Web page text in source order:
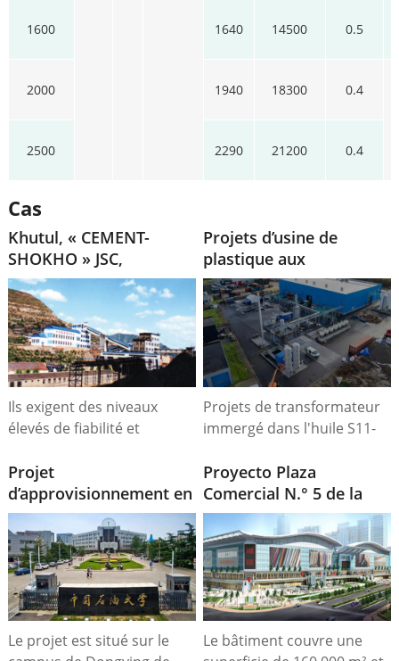
1600 1640 14500 0.5
2000 1940 18300 0.4
2500 2290 21200 0.4
Cas
Khutul, « CEMENT-
SHOKHO » JSC,
Mongolie, 2015
Ils exigent des niveaux
élevés de fiabilité et
flexibilité nécessaire pour
fournir aux
consommateurs une
alimentation électrique de
haute qualité, souvent dans
les conditions
environnementales et
techniques les plus
exigeantes.
Projets d’usine de
plastique aux
Philippines
Projets de transformateur
immergé dans l'huile S11-
Projet
d’approvisionnement en
appareillage de
commutation 35 kV de
l’Université du Pétrole
de Chine
Le projet est situé sur le
Proyecto Plaza
Comercial N.° 5 de la
ciudad de HuaNan
Le bâtiment couvre une